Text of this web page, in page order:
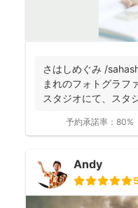
さはしめぐみ /
まれのフォトグラフ
スタジオにて、スタ
予約承諾率： 80%
Andy